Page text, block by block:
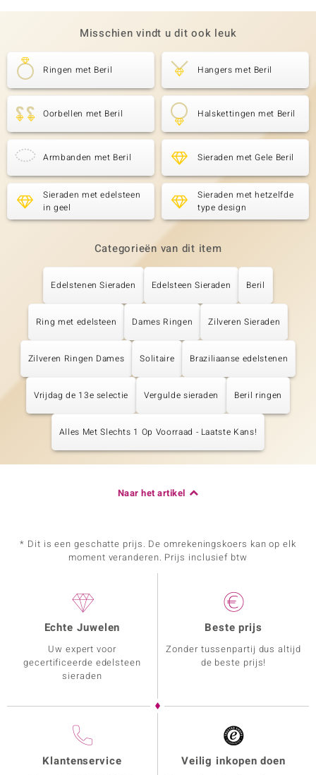
Misschien vindt u dit ook leuk
Ringen met Beril Hangers met Beril
Oorbellen met Beril Halskettingen met Beril
Armbanden met Beril Sieraden met Gele Beril
Sieraden met edelsteen
in geel
Sieraden met hetzelfde
type design
Categorieën van dit item
Edelstenen Sieraden Edelsteen Sieraden Beril
Ring met edelsteen Dames Ringen Zilveren Sieraden
Zilveren Ringen Dames Solitaire Braziliaanse edelstenen
Vrijdag de 13e selectie Vergulde sieraden Beril ringen
Alles Met Slechts 1 Op Voorraad - Laatste Kans!
Naar het artikel
* Dit is een geschatte prijs. De omrekeningskoers kan op elk
moment veranderen. Prijs inclusief btw
Echte Juwelen
Uw expert voor
gecertificeerde edelsteen
sieraden
Beste prijs
Zonder tussenpartij dus altijd
de beste prijs!
Klantenservice Veilig inkopen doen